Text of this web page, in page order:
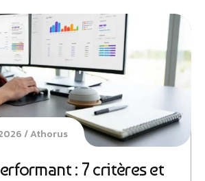
Athorus
: 7 critères et